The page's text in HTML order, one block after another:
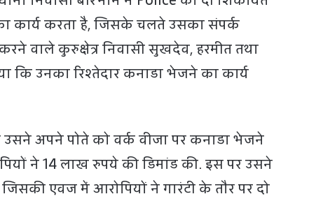
कार्य करता है, जिसके चलते उसका संपर्क
वाले कुरुक्षेत्र निवासी सुखदेव, हरमीत तथा
कि उनका रिश्तेदार कनाडा भेजने का कार्य
अपने पोते को वर्क वीजा पर कनाडा भेजने
ने 14 लाख रुपये की डिमांड की. इस पर उसने
एवज में आरोपियों ने गारंटी के तौर पर दो